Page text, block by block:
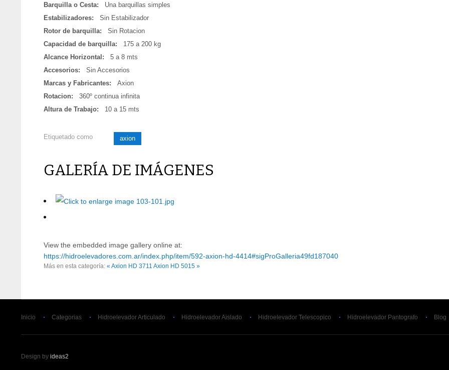
Barquilla o Cesta:
Una barquillas simples
Estabilizadores:
Sin Estabilizador
Rotor de barquilla:
Sin Rotacion
Capacidad de barquilla:
175 a 200 kg
Alcance Horizontal:
5 a 8 mts
Accesorios:
Sin Accesorios
Marcas y Fabricantes:
Axion
Rotacion:
360º continua infinita
Altura de Trabajo:
10 a 15 mts
Etiquetado como axion
GALERÍA DE IMÁGENES
View the embedded image gallery online at:
https://hidroelevadores.com.ar/index.php/item/592-axion-hd-4414#sigProGalleria49fd187040
Más en esta categoría: « Axion HD 3711 Axion HD 5015 »
Inicio Categorias Hidroelevador Articulado Hidroelevador Aislado Hidroelevador Telescopico Hidroelevador Pantografo Blog
Design by ideas2